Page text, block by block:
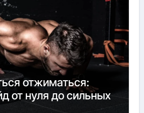
отжиматься:
от нуля до сильных